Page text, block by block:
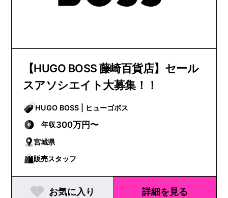
【HUGO BOSS 藤崎百貨店】セール
スアソシエイト大募集！！
HUGO BOSS | ヒューゴボス
年収300万円〜
宮城県
販売スタッフ
お気に入り 詳細を見る